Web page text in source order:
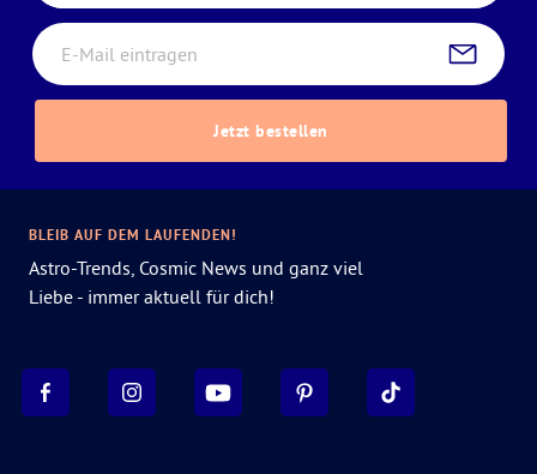
Jetzt bestellen
BLEIB AUF DEM LAUFENDEN!
Astro-Trends, Cosmic News und ganz viel
Liebe - immer aktuell für dich!